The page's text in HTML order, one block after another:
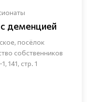
деменцией
посёлок
собственников
141, стр. 1